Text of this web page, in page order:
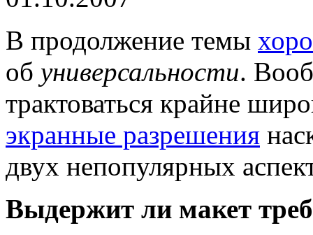
В продолжение темы
об универсальности.
трактоваться крайне
экранные разрешения
двух непопулярных
Выдержит ли макет